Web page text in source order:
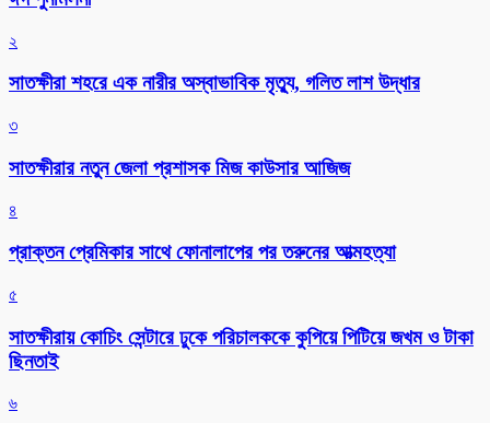
২
সাতক্ষীরা শহরে এক নারীর অস্বাভাবিক মৃত্যু, গলিত লাশ উদ্ধার
৩
সাতক্ষীরার নতুন জেলা প্রশাসক মিজ কাউসার আজিজ
৪
প্রাক্তন প্রেমিকার সাথে ফোনালাপের পর তরুনের আত্মহত্যা
৫
সাতক্ষীরায় কোচিং সেন্টারে ঢুকে পরিচালককে কুপিয়ে পিটিয়ে জখম ও টাকা
ছিনতাই
৬